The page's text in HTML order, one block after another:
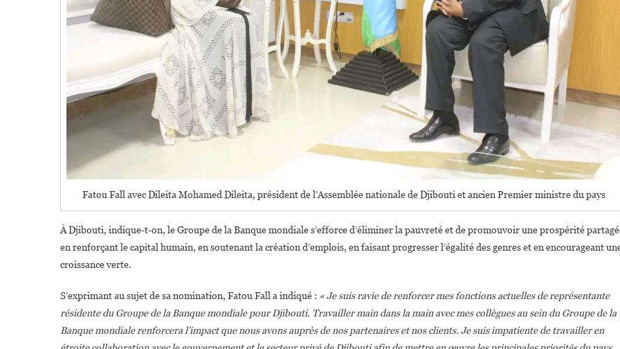
Fatou Fall avec Dileita Mohamed Dileita, président de l’Assemblée nationale de Djibouti et ancien Premier ministre du pays
À Djibouti, indique-t-on, le Groupe de la Banque mondiale s’efforce d’éliminer la pauvreté et de promouvoir une prospérité
en renforçant le capital humain, en soutenant la création d’emplois, en faisant progresser l’égalité des genres et en encourageant
croissance verte.
S’exprimant au sujet de sa nomination, Fatou Fall a indiqué : « Je suis ravie de renforcer mes fonctions actuelles de représentante
résidente du Groupe de la Banque mondiale pour Djibouti. Travailler main dans la main avec mes collègues au sein du Groupe de la
Banque mondiale renforcera l’impact que nous avons auprès de nos partenaires et nos clients. Je suis impatiente de travailler en